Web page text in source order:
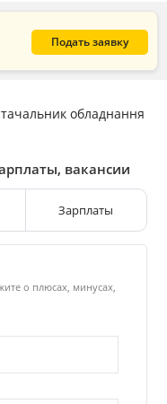
Подать заявку
обладнання
вакансии
Зарплаты
о плюсах, минусах,